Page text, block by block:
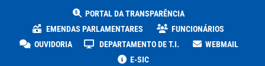
PORTAL DA TRANSPARÊNCIA
EMENDAS PARLAMENTARES
FUNCIONÁRIOS
OUVIDORIA
DEPARTAMENTO DE T.I.
WEBMAIL
E-SIC